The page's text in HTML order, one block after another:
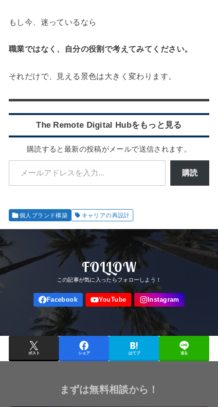
もし今、迷っているなら
職業ではなく、自分の役割で考えてみてください。
それだけで、見える景色は大きく変わります。
The Remote Digital Hubをもっと見る
購読すると最新の投稿がメールで送信されます。
メールアドレスを入力...
購読
個人ブランド構築 キャリアの再設計
FOLLOW
ポスト シェア はてブ 送る
まずは無料相談から！